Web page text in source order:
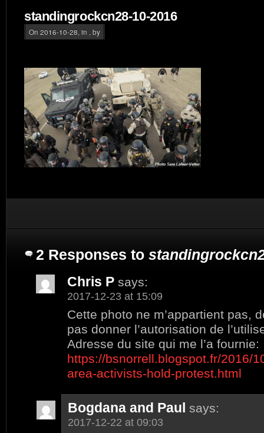
standingrockcn28-10-2016
On 2016-10-28, in , by
2 Responses to
Chris P says:
2017-12-23 at 15:09
Cette photo ne m’appartient pas,
pas donner l’autorisation de
Adresse du site qui me l’a fournie:
https://bsnorrell.blogspot.fr/2016/
area-activists-hold-protest.html
Bogdana and Paul says:
2017-12-22 at 09:03